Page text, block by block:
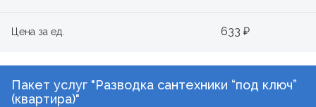
Цена за ед. 633 ₽
Пакет услуг "Разводка сантехники “под ключ”
(квартира)"